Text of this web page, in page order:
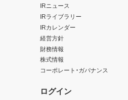
IRニュース
IRライブラリー
IRカレンダー
経営方針
財務情報
株式情報
コーポレート・ガバナンス
ログイン